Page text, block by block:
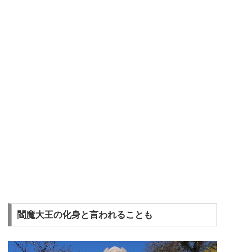
閻魔大王の化身と言われることも